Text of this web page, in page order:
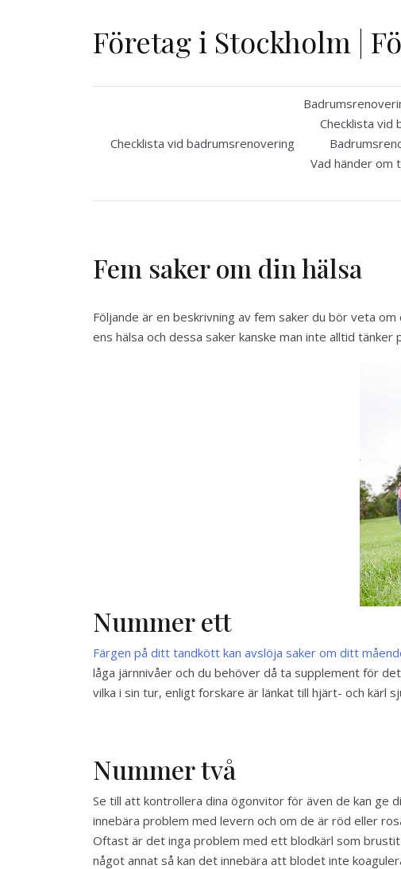
Företag i Stockholm |
Checklista vid
Checklista vid badrumsrenovering
Vad händer om
Fem saker om din hälsa
Följande är en beskrivning av fem saker du bör veta
ens hälsa och dessa saker kanske man inte alltid tänker
Nummer ett
Färgen på ditt tandkött kan avslöja saker om ditt
låga järnnivåer och du behöver då ta supplement för
vilka i sin tur, enligt forskare är länkat till hjärt- och kärl
Nummer två
Se till att kontrollera dina ögonvitor för även de kan ge
innebära problem med levern och om de är röd eller
Oftast är det inga problem med ett blodkärl som
något annat så kan det innebära att blodet inte